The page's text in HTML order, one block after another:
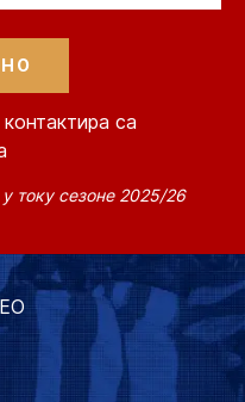
са
току сезоне 2025/26